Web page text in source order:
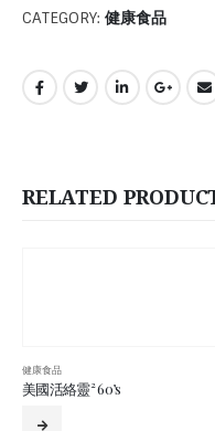
CATEGORY: 健康食品
RELATED
健康食品
強骨力 60’s